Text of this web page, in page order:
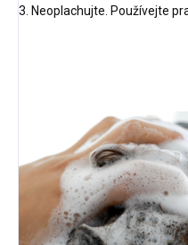
3. Neoplachujte. Používejte